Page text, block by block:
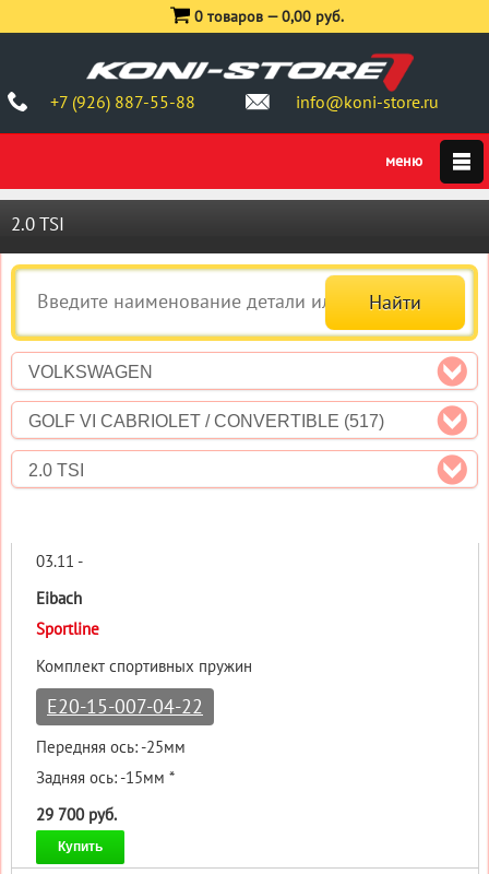
+7 (926) 887-55-88 info@koni-store.ru
0 товаров —0,00 руб.
2.0 TSI
VOLKSWAGEN
GOLF VI CABRIOLET / CONVERTIBLE (517)
2.0 TSI
03.11 -
Eibach
Sportline
Комплект спортивных пружин
E20-15-007-04-22
Передняя ось: -25мм
Задняя ось: -15мм *
29 700 руб.
Купить